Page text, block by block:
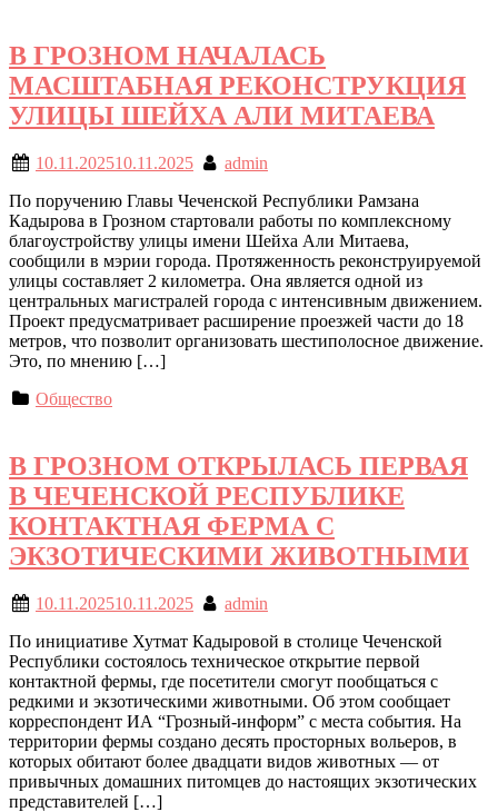
В ГРОЗНОМ НАЧАЛАСЬ
МАСШТАБНАЯ РЕКОНСТРУКЦИЯ
УЛИЦЫ ШЕЙХА АЛИ МИТАЕВА
10.11.202510.11.2025
admin
По поручению Главы Чеченской Республики Рамзана
Кадырова в Грозном стартовали работы по комплексному
благоустройству улицы имени Шейха Али Митаева,
сообщили в мэрии города. Протяженность реконструируемой
улицы составляет 2 километра. Она является одной из
центральных магистралей города с интенсивным движением.
Проект предусматривает расширение проезжей части до 18
метров, что позволит организовать шестиполосное движение.
Это, по мнению […]
Общество
В ГРОЗНОМ ОТКРЫЛАСЬ ПЕРВАЯ
В ЧЕЧЕНСКОЙ РЕСПУБЛИКЕ
КОНТАКТНАЯ ФЕРМА С
ЭКЗОТИЧЕСКИМИ ЖИВОТНЫМИ
10.11.202510.11.2025
admin
По инициативе Хутмат Кадыровой в столице Чеченской
Республики состоялось техническое открытие первой
контактной фермы, где посетители смогут пообщаться с
редкими и экзотическими животными. Об этом сообщает
корреспондент ИА “Грозный-информ” с места события. На
территории фермы создано десять просторных вольеров, в
которых обитают более двадцати видов животных — от
привычных домашних питомцев до настоящих экзотических
представителей […]